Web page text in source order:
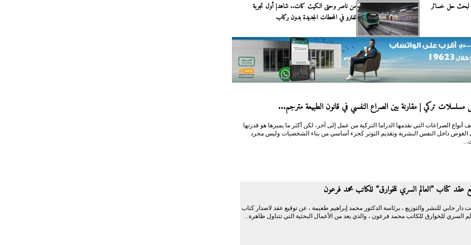
لبحث حل خسائر
من ناصر وحتى الكيت كات.. شاهد| أول تجربة
للمترو في المحطات الجديدة بدون ركاب
مسلسلات تركي | مقارنة بين الصراع النفسي في قانون الطبيعة مترجم...
أنواع الصراعات التي تقدمها الدراما التركية من عمل إلى آخر، لكن أكثر ما يميزها هو قدرتها
الغوص داخل النفس البشرية وتقديم التوتر كجزء أساسي من بناء الشخصيات وليس مجرد
عقد كتاب ”العالم السري للخوارق” للكاتب محمد فرعون
دار حابي للنشر والتوزيع ، برئاسة الدكتور محمد إبراهيم طعيمة ، عن توقيع عقد لاصدار كتاب
السري للخوارق للكاتب محمد فرعون ، والذي يعد من الأعمال البحثية التي تتناول ظاهرة...